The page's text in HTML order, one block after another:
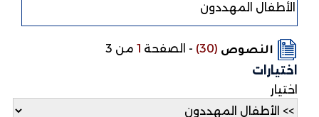
الأطفال المهددون
النصوص (30)
-الصفحة1من 3
اختيارات
اختيار